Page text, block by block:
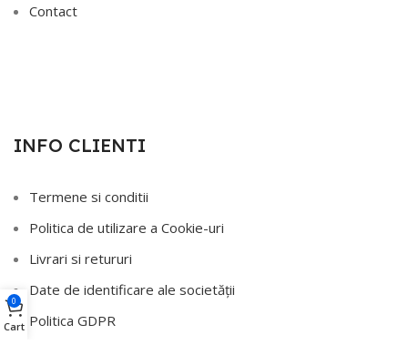
Contact
INFO CLIENTI
Termene si conditii
Politica de utilizare a Cookie-uri
Livrari si retururi
Date de identificare ale societății
Politica GDPR
0
Cart